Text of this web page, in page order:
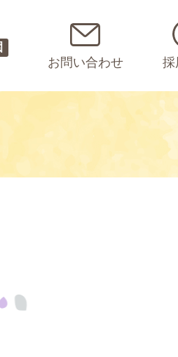
お問い合わせ 採